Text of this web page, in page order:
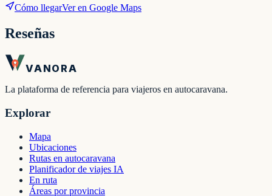
Cómo llegarVer en Google Maps
Reseñas
VANORA
La plataforma de referencia para viajeros en autocaravana.
Explorar
Mapa
Ubicaciones
Rutas en autocaravana
Planificador de viajes IA
En ruta
Áreas por provincia